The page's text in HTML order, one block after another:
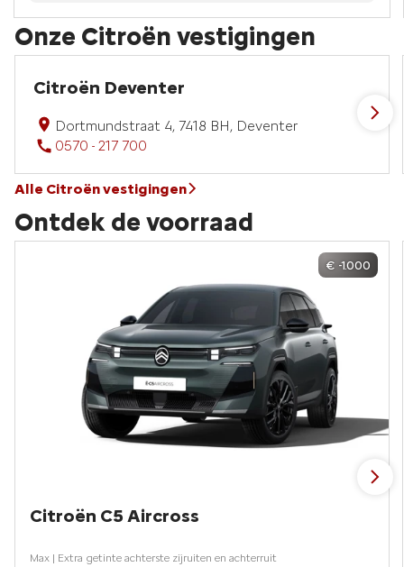
Onze Citroën vestigingen
Citroën Deventer
Dortmundstraat 4, 7418 BH, Deventer
0570 - 217 700
Alle Citroën vestigingen
Ontdek de voorraad
€ -1.000
Citroën C5 Aircross
Max | Extra getinte achterste zijruiten en achterruit